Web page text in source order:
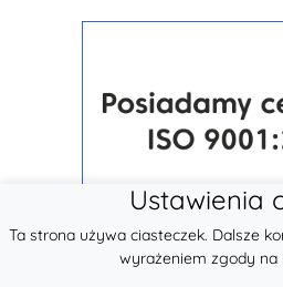
Ustawienia
Ta strona używa ciasteczek. Dalsze
wyrażeniem zgody na